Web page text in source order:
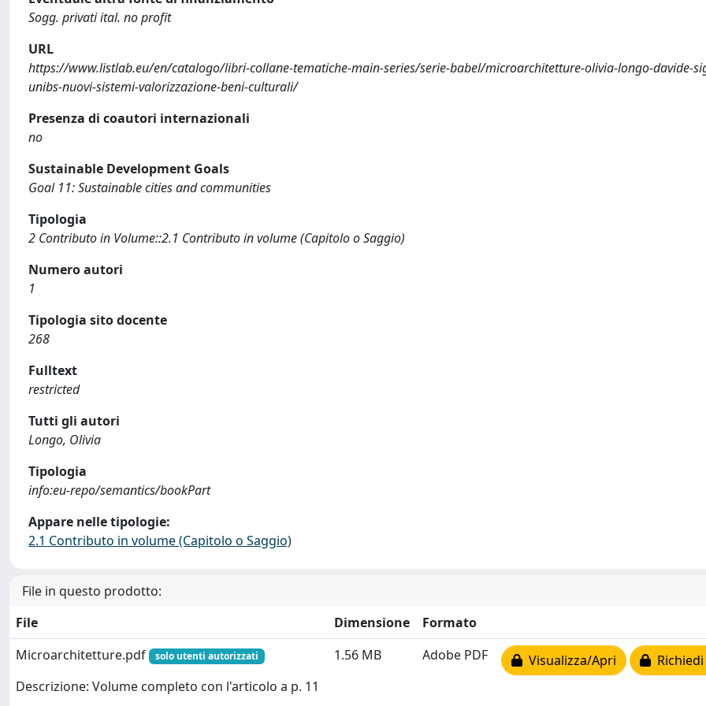
Sogg. privati ital. no profit
URL
https://www.listlab.eu/en/catalogo/libri-collane-tematiche-main-series/serie-babel/microarchitetture-olivia-longo-davide-
unibs-nuovi-sistemi-valorizzazione-beni-culturali/
Presenza di coautori internazionali
no
Sustainable Development Goals
Goal 11: Sustainable cities and communities
Tipologia
2 Contributo in Volume::2.1 Contributo in volume (Capitolo o Saggio)
Numero autori
1
Tipologia sito docente
268
Fulltext
restricted
Tutti gli autori
Longo, Olivia
Tipologia
info:eu-repo/semantics/bookPart
Appare nelle tipologie:
2.1 Contributo in volume (Capitolo o Saggio)
File in questo prodotto:
File
Dimensione
Formato
Microarchitetture.pdf
solo utenti autorizzati
Descrizione: Volume completo con l'articolo a p. 11
1.56 MB Adobe PDF Visualizza/Apri